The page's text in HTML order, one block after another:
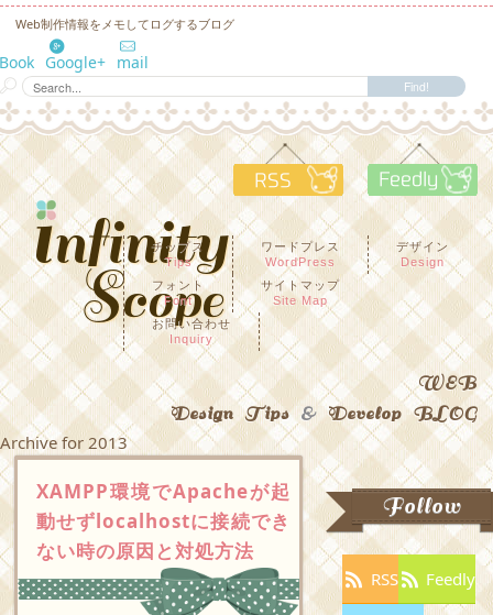
Web制作情報をメモしてログするブログ
Google+ mail
RSS
チップス
Tips
ワードプレス
WordPress
デザイン
Design
フォント
Font
サイトマップ
Site Map
お問い合わせ
Inquiry
WEB
Design Tips & Develop BLOG
Archive for 2013
XAMPP環境でApacheが起
動せずlocalhostに接続でき
ない時の原因と対処方法
Follow
RSS Feedly